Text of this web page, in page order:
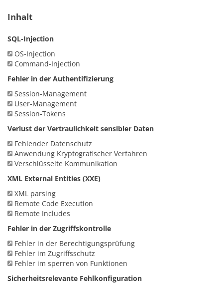
Inhalt
SQL-Injection
OS-Injection
Command-Injection
Fehler in der Authentifizierung
Session-Management
User-Management
Session-Tokens
Verlust der Vertraulichkeit sensibler Daten
Fehlender Datenschutz
Anwendung Kryptografischer Verfahren
Verschlüsselte Kommunikation
XML External Entities (XXE)
XML parsing
Remote Code Execution
Remote Includes
Fehler in der Zugriffskontrolle
Fehler in der Berechtigungsprüfung
Fehler im Zugriffsschutz
Fehler im sperren von Funktionen
Sicherheitsrelevante Fehlkonfiguration